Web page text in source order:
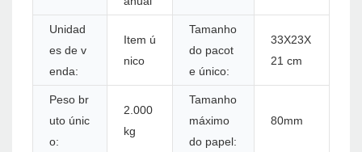
Unidad
es de v
enda:
Item ú
nico
Tamanho
do pacot
e único:
33X23X
21 cm
Peso br
uto únic
o:
2.000
kg
Tamanho
máximo
do papel:
80mm